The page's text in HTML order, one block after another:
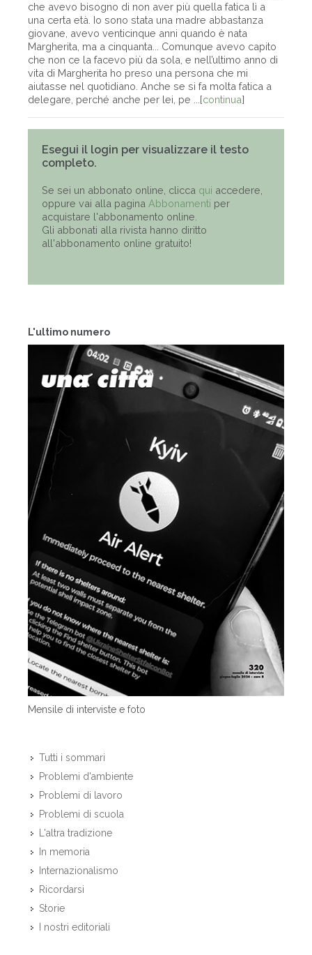
L'ultimo numero
Mensile di interviste e foto
Tutti i sommari
Problemi d'ambiente
Problemi di lavoro
Problemi di scuola
L'altra tradizione
In memoria
Internazionalismo
Ricordarsi
Storie
I nostri editoriali
che avevo bisogno di non aver più quella fatica lì a
una certa età. Io sono stata una madre abbastanza
giovane, avevo venticinque anni quando è nata
Margherita, ma a cinquanta... Comunque avevo capito
che non ce la facevo più da sola, e nell’ultimo anno di
vita di Margherita ho preso una persona che mi
aiutasse nel quotidiano. Anche se si fa molta fatica a
delegare, perché anche per lei, pe ...[continua]
Esegui il login per visualizzare il testo
completo.
Se sei un abbonato online, clicca qui accedere,
oppure vai alla pagina Abbonamenti per
acquistare l'abbonamento online.
Gli abbonati alla rivista hanno diritto
all'abbonamento online gratuito!